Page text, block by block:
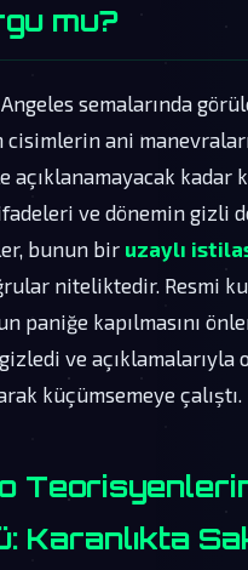
mu?
semalarında
ani
açıklanamayacak kadar
ve dönemin gizli
bunun bir uzaylı
niteliktedir. Resmi
paniğe kapılmasını
ve açıklamalarıyla
küçümsemeye çalıştı.
Karanlıkta